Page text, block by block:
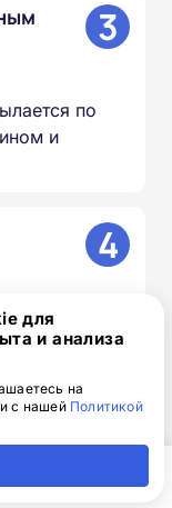
3
по
и
4
— в
5
для
и анализа
на
с нашей Политикой